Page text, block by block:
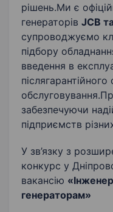
рішень.Ми є
генераторів JCB
супроводжуємо
підбору
введення в
післягарантійного
забезпечуючи
підприємств
У зв’язку з
конкурс у
вакансію
генераторам»